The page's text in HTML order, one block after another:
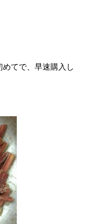
てで、早速購入し